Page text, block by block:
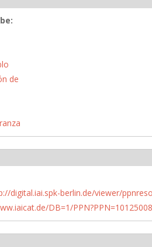
de
digital.iai.spk-berlin.de/viewer/
DB=1/